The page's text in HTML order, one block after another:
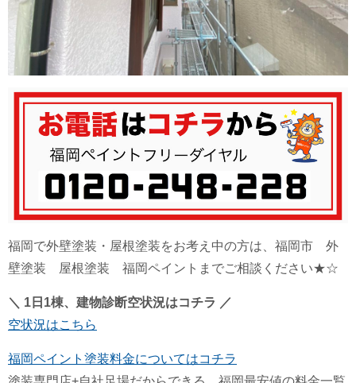
福岡で外壁塗装・屋根塗装をお考え中の方は、福岡市 外
壁塗装 屋根塗装 福岡ペイントまでご相談ください★☆
＼ 1日1棟、建物診断空状況はコチラ ／
空状況はこちら
福岡ペイント塗装料金についてはコチラ